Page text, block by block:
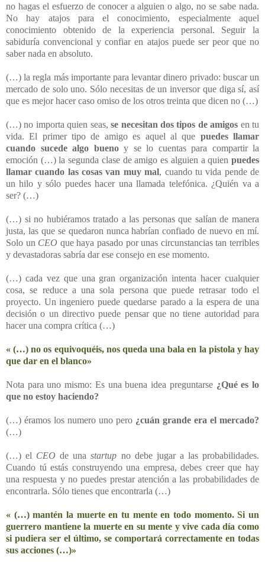
no hagas el esfuerzo de conocer a alguien o algo, no se sabe nada.
No hay atajos para el conocimiento, especialmente aquel
conocimiento obtenido de la experiencia personal. Seguir la
sabiduría convencional y confiar en atajos puede ser peor que no
saber nada en absoluto.
(…) la regla más importante para levantar dinero privado: buscar un
mercado de solo uno. Sólo necesitas de un inversor que diga sí, así
que es mejor hacer caso omiso de los otros treinta que dicen no (…)
(…) no importa quien seas,se necesitan dos tipos de amigos en tu
vida. El primer tipo de amigo es aquel al que puedes llamar
cuando sucede algo buenoy se lo cuentas para compartir la
emoción (…) la segunda clase de amigo es alguien a quien puedes
llamar cuando las cosas van muy mal, cuando tu vida pende de
un hilo y sólo puedes hacer una llamada telefónica. ¿Quién va a
ser? (…)
(…) si no hubiéramos tratado a las personas que salían de manera
justa, las que se quedaron nunca habrían confiado de nuevo en mí.
Solo un CEO que haya pasado por unas circunstancias tan terribles
y devastadoras sabría dar ese consejo en ese momento.
(…) cada vez que una gran organización intenta hacer cualquier
cosa, se reduce a una sola persona que puede retrasar todo el
proyecto. Un ingeniero puede quedarse parado a la espera de una
decisión o un directivo puede pensar que no tiene autoridad para
hacer una compra crítica (…)
« (…) no os equivoquéis, nos queda una bala en la pistola y hay
que dar en el blanco»
Nota para uno mismo: Es una buena idea preguntarse ¿Qué es lo
que no estoy haciendo?
(…) éramos los numero uno pero ¿cuán grande era el mercado?
(…)
(…) el CEO de unastartup no debe jugar a las probabilidades.
Cuando tú estás construyendo una empresa, debes creer que hay
una respuesta y no puedes prestar atención a las probabilidades de
encontrarla. Sólo tienes que encontrarla (…)
« (…) mantén la muerte en tu mente en todo momento. Si un
guerrero mantiene la muerte en su mente y vive cada día como
si pudiera ser el último, se comportará correctamente en todas
sus acciones (…)»